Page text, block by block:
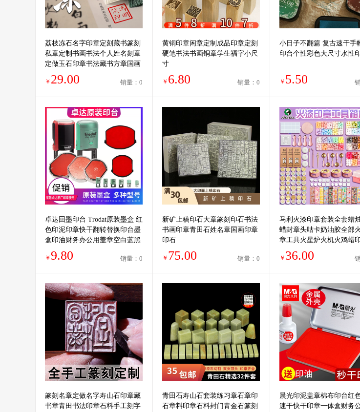
荔枝冻石名字印章定刻藏书篆刻
私章定制书画书法个人姓名刻章
定做玉石印章书法藏书方章国画
闲章礼品印章
￥ 29.00 销量：0
黄铜印章闲章定制成品印章定刻
硬笔书法书画铜章学生福字小尺
寸
￥ 6.80 销量：0
小日子不翻篇 复古速干手
印台个性彩色大尺寸水性
￥ 5.50
卓达回墨印台 Trodat原装墨盒 红
色印泥印章快干翻转替换印台墨
盒印油财务办公用盖章空白蓝黑
紫绿发票章专用
￥ 9.80 销量：0
新矿上稿印石大章篆刻印石书法
书画印章青田石姓名章国画印章
印石
￥ 75.00 销量：0
马利火漆印章套装全套蜡
蜡封章头咕卡奶油胶全部
章工具火星炉火机火鸡蜡
勺子女孩儿童便宜
￥ 36.00
篆刻名章定做名字寿山石印章藏
书章青田书法印章石料手工刻字
青田石寿山石套装练习章石章印
石章料印章石料封门青金石篆刻
晨光印泥盖章棉布印台红
速干快干印章一体盒财务